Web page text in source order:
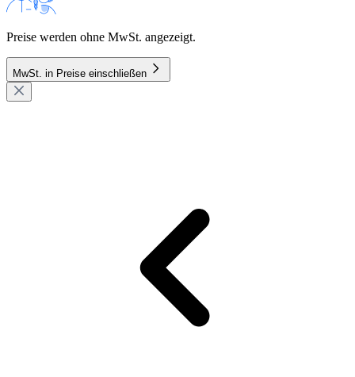
Preise werden ohne MwSt. angezeigt.
MwSt. in Preise einschließen